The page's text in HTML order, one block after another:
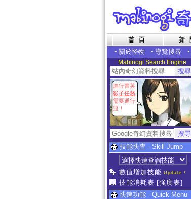
• 關於怪物 • 導覽搜尋 •
Mabinogi Search Engine
進行菁英
影子任務
需要通行
證！
技能快查 - Skill Jump
數值增加技能 Update !
技能消耗表 [強度表]
快速功能 - Quick Menu